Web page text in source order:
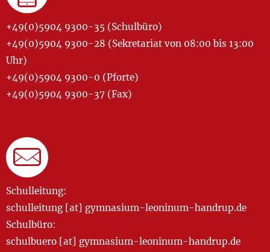
+49(0)5904 9300-35 (Schulbüro)
+49(0)5904 9300-28 (Sekretariat von 08:00 bis 13:00
Uhr)
+49(0)5904 9300-0 (Pforte)
+49(0)5904 9300-37 (Fax)
Schulleitung:
schulleitung [at] gymnasium-leoninum-handrup.de
Schulbüro:
schulbuero [at] gymnasium-leoninum-handrup.de